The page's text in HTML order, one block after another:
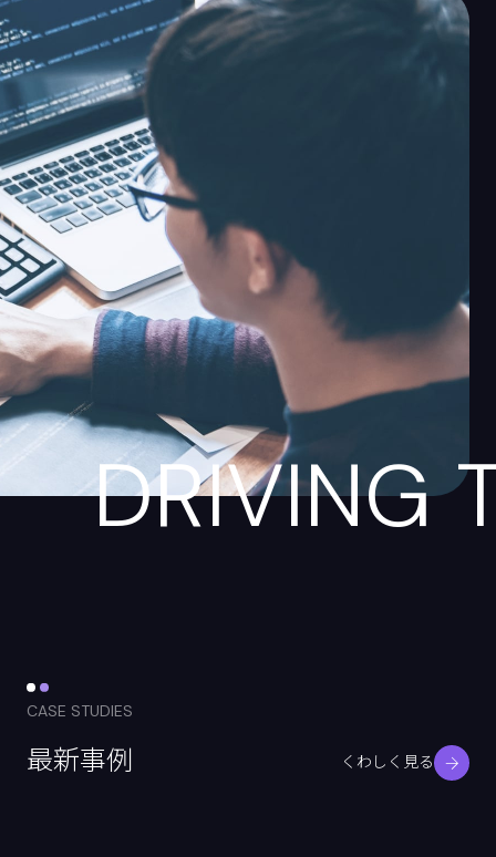
DRIVING
CASE STUDIES
最新事例 くわしく見る